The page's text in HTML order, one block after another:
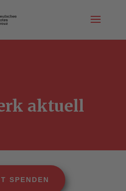
aktuell
SPENDEN